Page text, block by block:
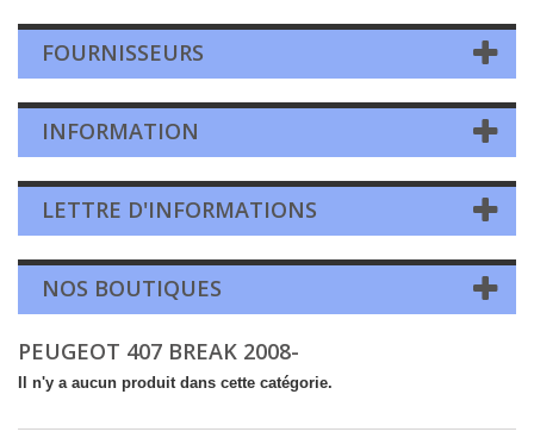
FOURNISSEURS
INFORMATION
LETTRE D'INFORMATIONS
NOS BOUTIQUES
PEUGEOT 407 BREAK 2008-
Il n'y a aucun produit dans cette catégorie.